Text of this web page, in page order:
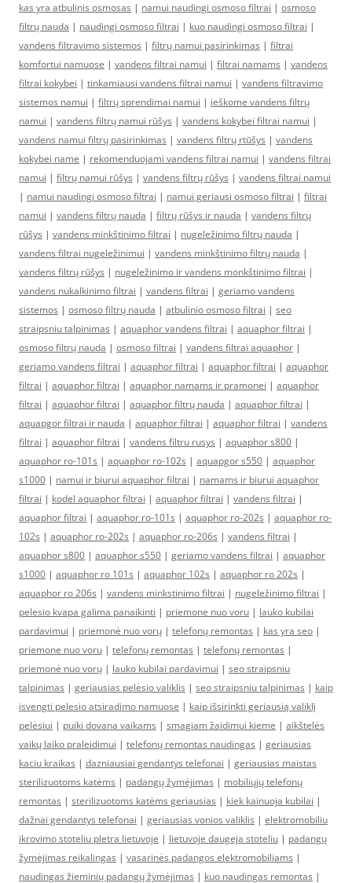
kas yra atbulinis osmosas | namui naudingi osmoso filtrai | osmoso
filtrų nauda | naudingi osmoso filtrai | kuo naudingi osmoso filtrai |
vandens filtravimo sistemos | filtrų namui pasirinkimas | filtrai
komfortui namuose | vandens filtrai namui | filtrai namams | vandens
filtrai kokybei | tinkamiausi vandens filtrai namui | vandens filtravimo
sistemos namui | filtrų sprendimai namui | ieškome vandens filtrų
namui | vandens filtrų namui rūšys | vandens kokybei filtrai namui |
vandens namui filtrų pasirinkimas | vandens filtrų rtūšys | vandens
kokybei name | rekomenduojami vandens filtrai namui | vandens filtrai
namui | filtrų namui rūšys | vandens filtrų rūšys | vandens filtrai namui
| namui naudingi osmoso filtrai | namui geriausi osmoso filtrai | filtrai
namui | vandens filtrų nauda | filtrų rūšys ir nauda | vandens filtrų
rūšys | vandens minkštinimo filtrai | nugeležinimo filtrų nauda |
vandens filtrai nugeležinimui | vandens minkštinimo filtrų nauda |
vandens filtrų rūšys | nugeležinimo ir vandens monkštinimo filtrai |
vandens nukalkinimo filtrai | vandens filtrai | geriamo vandens
sistemos | osmoso filtrų nauda | atbulinio osmoso filtrai | seo
straipsniu talpinimas | aquaphor vandens filtrai | aquaphor filtrai |
osmoso filtrų nauda | osmoso filtrai | vandens filtrai aquaphor |
geriamo vandens filtrai | aquaphor filtrai | aquaphor filtrai | aquaphor
filtrai | aquaphor filtrai | aquaphor namams ir pramonei | aquaphor
filtrai | aquaphor filtrai | aquaphor filtrų nauda | aquaphor filtrai |
aquapgor filtrai ir nauda | aquaphor filtrai | aquaphor filtrai | vandens
filtrai | aquaphor filtrai | vandens filtru rusys | aquaphor s800 |
aquaphor ro-101s | aquaphor ro-102s | aquapgor s550 | aquaphor
s1000 | namui ir biurui aquaphor filtrai | namams ir biurui aquaphor
filtrai | kodel aquaphor filtrai | aquaphor filtrai | vandens filtrai |
aquaphor filtrai | aquaphor ro-101s | aquaphor ro-202s | aquaphor ro-
102s | aquaphor ro-202s | aquaphor ro-206s | vandens filtrai |
aquaphor s800 | aquaphor s550 | geriamo vandens filtrai | aquaphor
s1000 | aquaphor ro 101s | aquaphor 102s | aquaphor ro 202s |
aquaphor ro 206s | vandens minkstinimo filtrai | nugeležinimo filtrai |
pelesio kvapa galima panaikinti | priemone nuo voru | lauko kubilai
pardavimui | priemonė nuo vorų | telefonų remontas | kas yra seo |
priemone nuo voru | telefonų remontas | telefonų remontas |
priemonė nuo vorų | lauko kubilai pardavimui | seo straipsniu
talpinimas | geriausias pelėsio valiklis | seo straipsniu talpinimas | kaip
isvengti pelesio atsiradimo namuose | kaip išsirinkti geriausią valiklį
pelėsiui | puiki dovana vaikams | smagiam žaidimui kieme | aikštelės
vaikų laiko praleidimui | telefonų remontas naudingas | geriausias
kaciu kraikas | dazniausiai gendantys telefonai | geriausias maistas
sterilizuotoms katėms | padangų žymėjimas | mobiliųjų telefonų
remontas | sterilizuotoms katėms geriausias | kiek kainuoja kubilai |
dažnai gendantys telefonai | geriausias vonios valiklis | elektromobiliu
ikrovimo stoteliu pletra lietuvoje | lietuvoje daugeja stoteliu | padangų
žymėjimas reikalingas | vasarinės padangos elektromobiliams |
naudingas žieminių padangų žymėjimas | kuo naudingas remontas |